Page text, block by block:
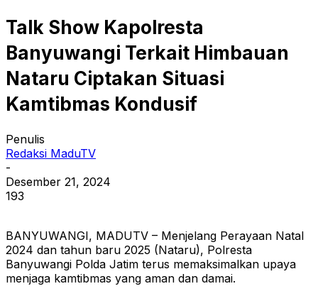
Talk Show Kapolresta
Banyuwangi Terkait Himbauan
Nataru Ciptakan Situasi
Kamtibmas Kondusif
Penulis
Redaksi MaduTV
-
Desember 21, 2024
193
BANYUWANGI, MADUTV – Menjelang Perayaan Natal
2024 dan tahun baru 2025 (Nataru), Polresta
Banyuwangi Polda Jatim terus memaksimalkan upaya
menjaga kamtibmas yang aman dan damai.